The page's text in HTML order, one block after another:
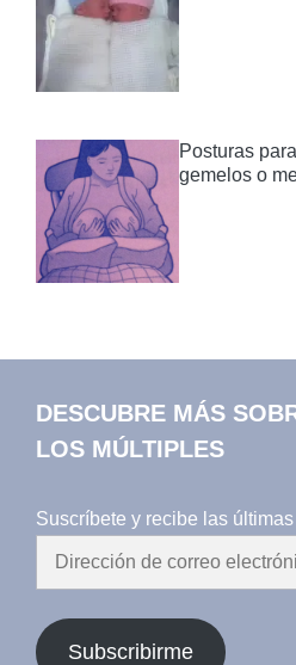
Posturas
gemelos o
DESCUBRE MÁS
LOS MÚLTIPLES
Suscríbete y recibe las
Dirección
correo
electrónico
Subscribirme